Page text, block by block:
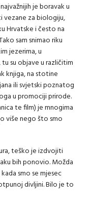
je boravak u
vezane za biologiju,
Hrvatske i često na
sam snimao riku
jezerima, u
su objave u različitim
knjiga, na stotine
ili svjetski poznatog
u promociji prirode.
te film) je mnogima
više nego što smo
teško je izdvojiti
bih ponovio. Možda
smo se mjesec
divljini. Bilo je to